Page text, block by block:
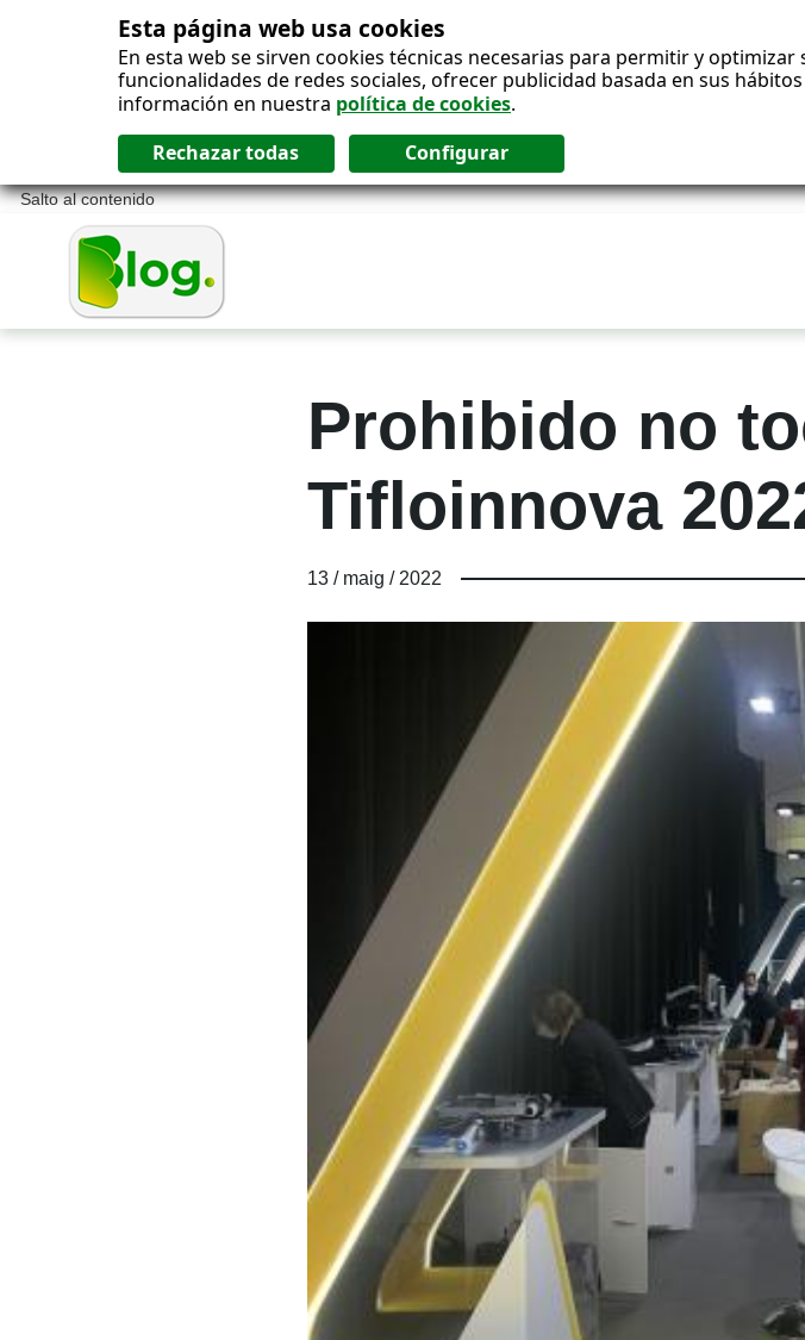
Esta página web usa cookies
En esta web se sirven cookies técnicas necesarias para permitir y
funcionalidades de redes sociales, ofrecer publicidad basada en sus
información en nuestra política de cookies.
Salto al contenido
Prohibido no
Tifloinnova
13 / maig / 2022